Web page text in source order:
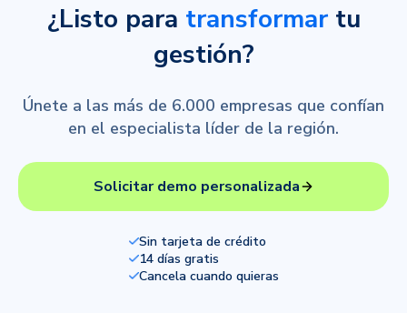
¿Listo para transformartu
gestión?
Únete a las más de 6.000 empresas que confían
en el especialista líder de la región.
Solicitar demo personalizada
Sin tarjeta de crédito
14 días gratis
Cancela cuando quieras